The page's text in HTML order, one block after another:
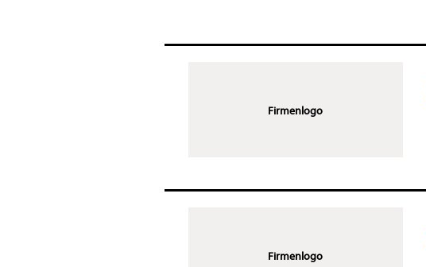
Firmenlogo
Firmenlogo